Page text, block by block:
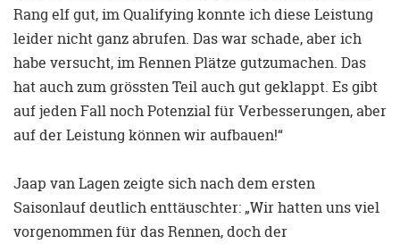
Rang elf gut, im Qualifying konnte ich diese Leistung
leider nicht ganz abrufen. Das war schade, aber ich
habe versucht, im Rennen Plätze gutzumachen. Das
hat auch zum grössten Teil auch gut geklappt. Es gibt
auf jeden Fall noch Potenzial für Verbesserungen, aber
auf der Leistung können wir aufbauen!“
Jaap van Lagen zeigte sich nach dem ersten
Saisonlauf deutlich enttäuschter: „Wir hatten uns viel
vorgenommen für das Rennen, doch der